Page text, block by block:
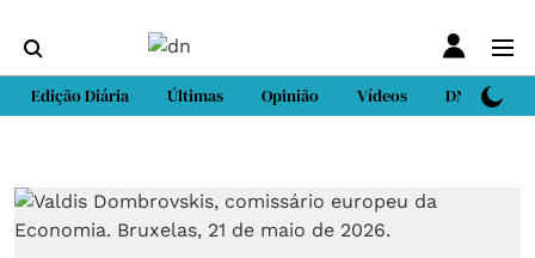
Edição Diária Últimas Opinião Vídeos DN Sport